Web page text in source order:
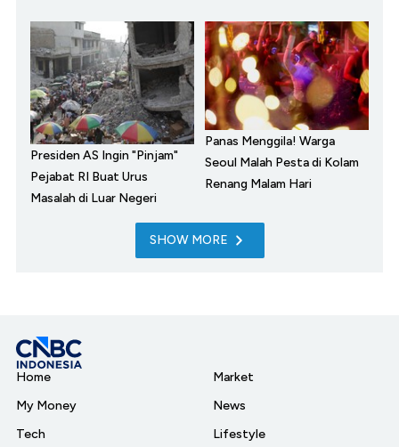
Presiden AS Ingin "Pinjam"
Pejabat RI Buat Urus
Masalah di Luar Negeri
Panas Menggila! Warga
Seoul Malah Pesta di Kolam
Renang Malam Hari
SHOW MORE
Home
My Money
Tech
Market
News
Lifestyle